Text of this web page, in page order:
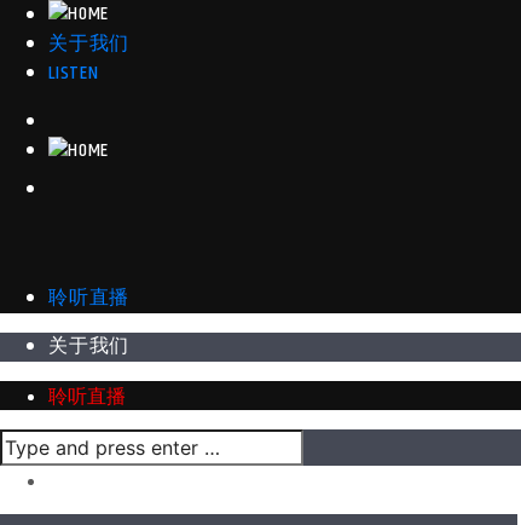
关于我们
LISTEN
聆听直播
关于我们
聆听直播